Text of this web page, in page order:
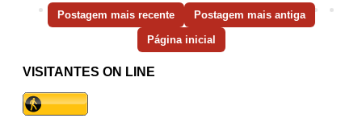
Postagem mais recente Postagem mais antiga
Página inicial
VISITANTES ON LINE